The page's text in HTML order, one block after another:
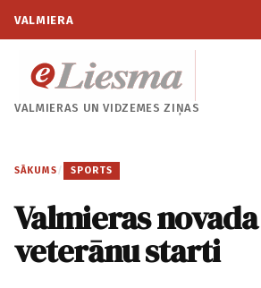
VALMIERA
VALMIERAS UNVIDZEMES ZIŅAS
SĀKUMS / SPORTS
Valmieras
veterānu starti